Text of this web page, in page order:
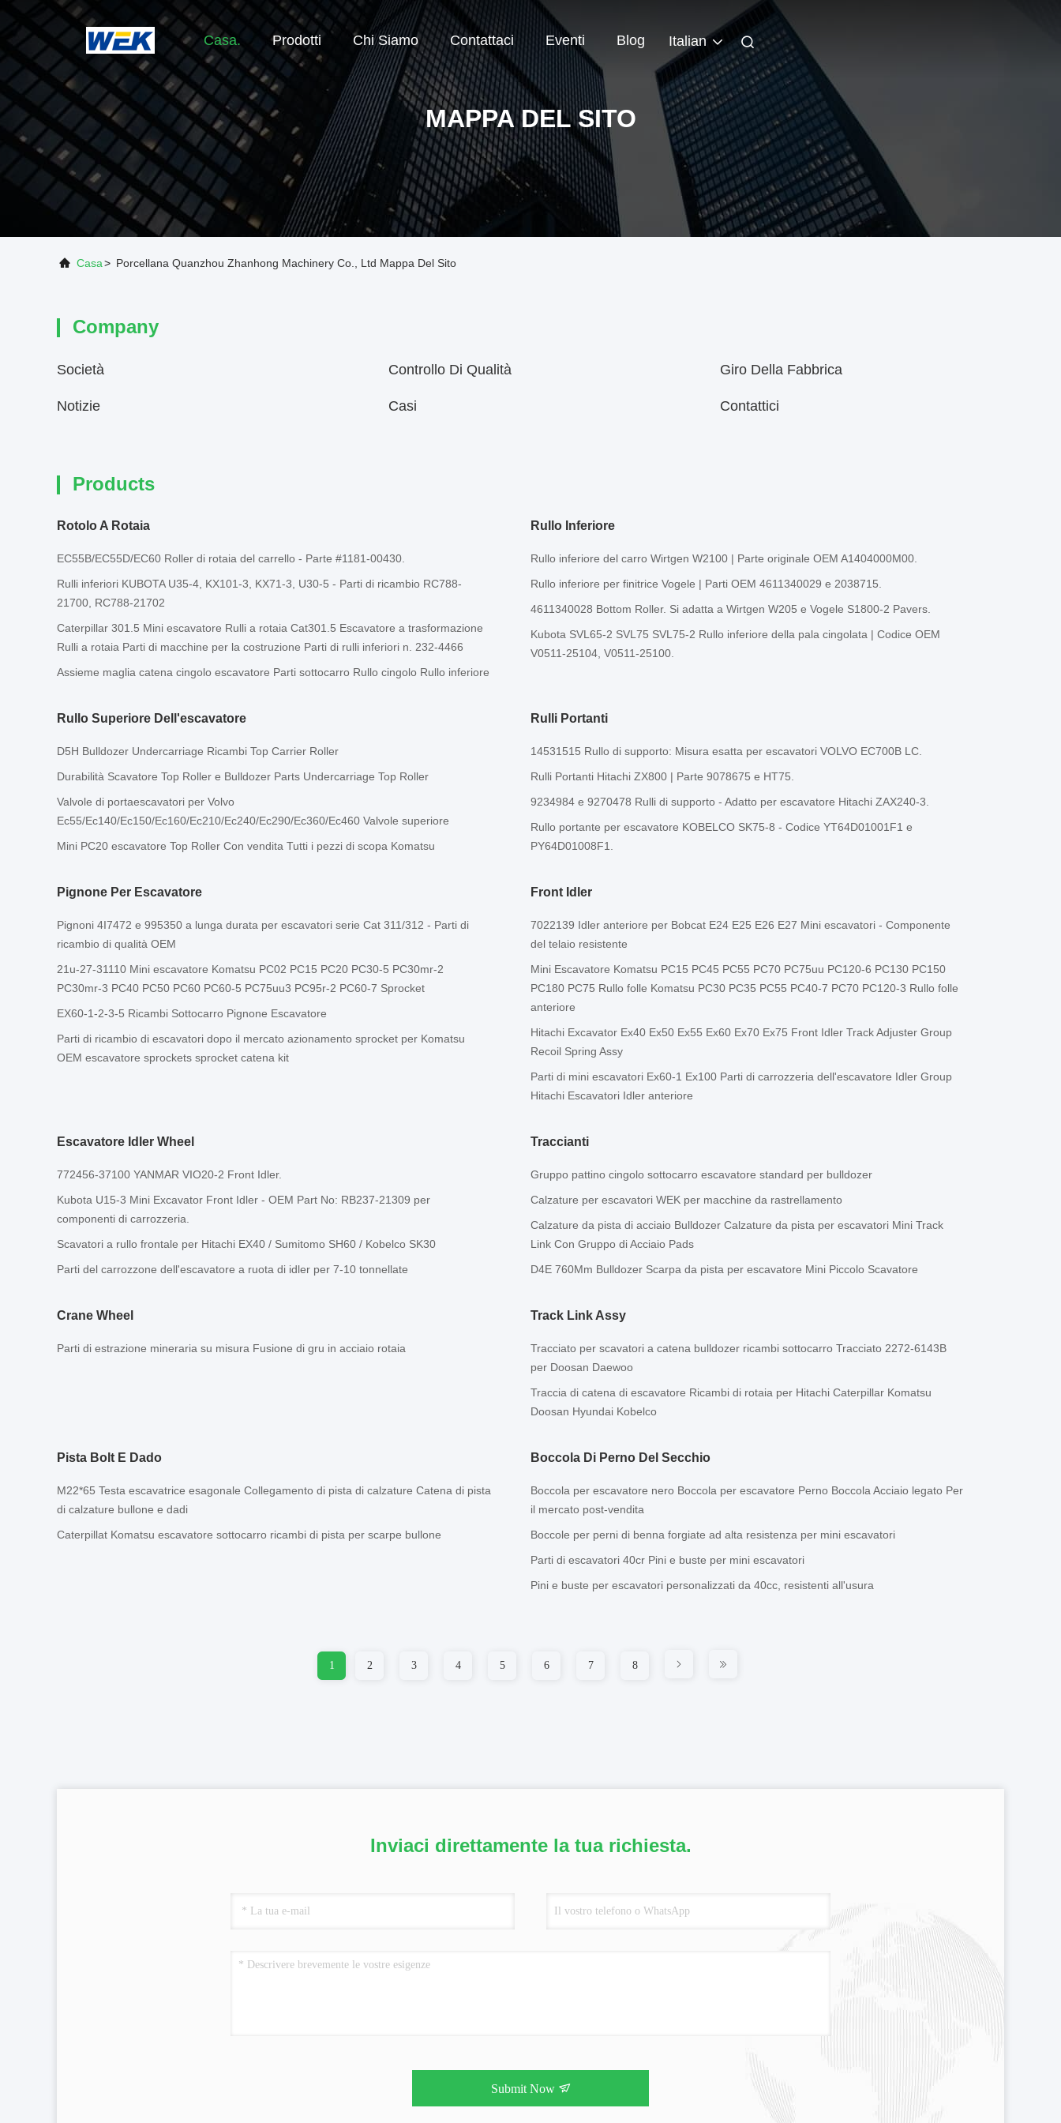
Casa. Prodotti Chi Siamo Contattaci Eventi Blog Italian
MAPPA DEL SITO
Casa> Porcellana Quanzhou Zhanhong Machinery Co., Ltd Mappa Del Sito
Company
Società Controllo Di Qualità Giro Della Fabbrica
Notizie Casi Contattici
Products
Rotolo A Rotaia
EC55B/EC55D/EC60 Roller di rotaia del carrello - Parte #1181-00430.
Rulli inferiori KUBOTA U35-4, KX101-3, KX71-3, U30-5 - Parti di ricambio RC788-
21700, RC788-21702
Caterpillar 301.5 Mini escavatore Rulli a rotaia Cat301.5 Escavatore a trasformazione
Rulli a rotaia Parti di macchine per la costruzione Parti di rulli inferiori n. 232-4466
Assieme maglia catena cingolo escavatore Parti sottocarro Rullo cingolo Rullo inferiore
Rullo Inferiore
Rullo inferiore del carro Wirtgen W2100 | Parte originale OEM A1404000M00.
Rullo inferiore per finitrice Vogele | Parti OEM 4611340029 e 2038715.
4611340028 Bottom Roller. Si adatta a Wirtgen W205 e Vogele S1800-2 Pavers.
Kubota SVL65-2 SVL75 SVL75-2 Rullo inferiore della pala cingolata | Codice OEM
V0511-25104, V0511-25100.
Rullo Superiore Dell'escavatore
D5H Bulldozer Undercarriage Ricambi Top Carrier Roller
Durabilità Scavatore Top Roller e Bulldozer Parts Undercarriage Top Roller
Valvole di portaescavatori per Volvo
Ec55/Ec140/Ec150/Ec160/Ec210/Ec240/Ec290/Ec360/Ec460 Valvole superiore
Mini PC20 escavatore Top Roller Con vendita Tutti i pezzi di scopa Komatsu
Rulli Portanti
14531515 Rullo di supporto: Misura esatta per escavatori VOLVO EC700B LC.
Rulli Portanti Hitachi ZX800 | Parte 9078675 e HT75.
9234984 e 9270478 Rulli di supporto - Adatto per escavatore Hitachi ZAX240-3.
Rullo portante per escavatore KOBELCO SK75-8 - Codice YT64D01001F1 e
PY64D01008F1.
Pignone Per Escavatore
Pignoni 4I7472 e 995350 a lunga durata per escavatori serie Cat 311/312 - Parti di
ricambio di qualità OEM
21u-27-31110 Mini escavatore Komatsu PC02 PC15 PC20 PC30-5 PC30mr-2
PC30mr-3 PC40 PC50 PC60 PC60-5 PC75uu3 PC95r-2 PC60-7 Sprocket
EX60-1-2-3-5 Ricambi Sottocarro Pignone Escavatore
Parti di ricambio di escavatori dopo il mercato azionamento sprocket per Komatsu
OEM escavatore sprockets sprocket catena kit
Front Idler
7022139 Idler anteriore per Bobcat E24 E25 E26 E27 Mini escavatori - Componente
del telaio resistente
Mini Escavatore Komatsu PC15 PC45 PC55 PC70 PC75uu PC120-6 PC130 PC150
PC180 PC75 Rullo folle Komatsu PC30 PC35 PC55 PC40-7 PC70 PC120-3 Rullo folle
anteriore
Hitachi Excavator Ex40 Ex50 Ex55 Ex60 Ex70 Ex75 Front Idler Track Adjuster Group
Recoil Spring Assy
Parti di mini escavatori Ex60-1 Ex100 Parti di carrozzeria dell'escavatore Idler Group
Hitachi Escavatori Idler anteriore
Escavatore Idler Wheel
772456-37100 YANMAR VIO20-2 Front Idler.
Kubota U15-3 Mini Excavator Front Idler - OEM Part No: RB237-21309 per
componenti di carrozzeria.
Scavatori a rullo frontale per Hitachi EX40 / Sumitomo SH60 / Kobelco SK30
Parti del carrozzone dell'escavatore a ruota di idler per 7-10 tonnellate
Traccianti
Gruppo pattino cingolo sottocarro escavatore standard per bulldozer
Calzature per escavatori WEK per macchine da rastrellamento
Calzature da pista di acciaio Bulldozer Calzature da pista per escavatori Mini Track
Link Con Gruppo di Acciaio Pads
D4E 760Mm Bulldozer Scarpa da pista per escavatore Mini Piccolo Scavatore
Crane Wheel
Parti di estrazione mineraria su misura Fusione di gru in acciaio rotaia
Track Link Assy
Tracciato per scavatori a catena bulldozer ricambi sottocarro Tracciato 2272-6143B
per Doosan Daewoo
Traccia di catena di escavatore Ricambi di rotaia per Hitachi Caterpillar Komatsu
Doosan Hyundai Kobelco
Pista Bolt E Dado
M22*65 Testa escavatrice esagonale Collegamento di pista di calzature Catena di pista
di calzature bullone e dadi
Caterpillat Komatsu escavatore sottocarro ricambi di pista per scarpe bullone
Boccola Di Perno Del Secchio
Boccola per escavatore nero Boccola per escavatore Perno Boccola Acciaio legato Per
il mercato post-vendita
Boccole per perni di benna forgiate ad alta resistenza per mini escavatori
Parti di escavatori 40cr Pini e buste per mini escavatori
Pini e buste per escavatori personalizzati da 40cc, resistenti all'usura
1 2 3 4 5 6 7 8
Inviaci direttamente la tua richiesta.
Submit Now